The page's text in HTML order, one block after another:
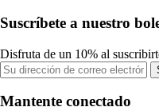
Suscríbete a nuestro
Disfruta de un 10% al
Mantente conectado